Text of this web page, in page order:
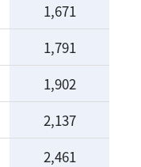
1,671
1,791
1,902
2,137
2,461